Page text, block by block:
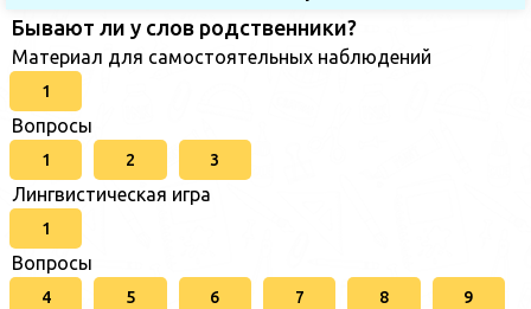
Бывают ли у слов родственники?
Материал для самостоятельных наблюдений
1
Вопросы
1 2 3
Лингвистическая игра
1
Вопросы
4 5 6 7 8 9